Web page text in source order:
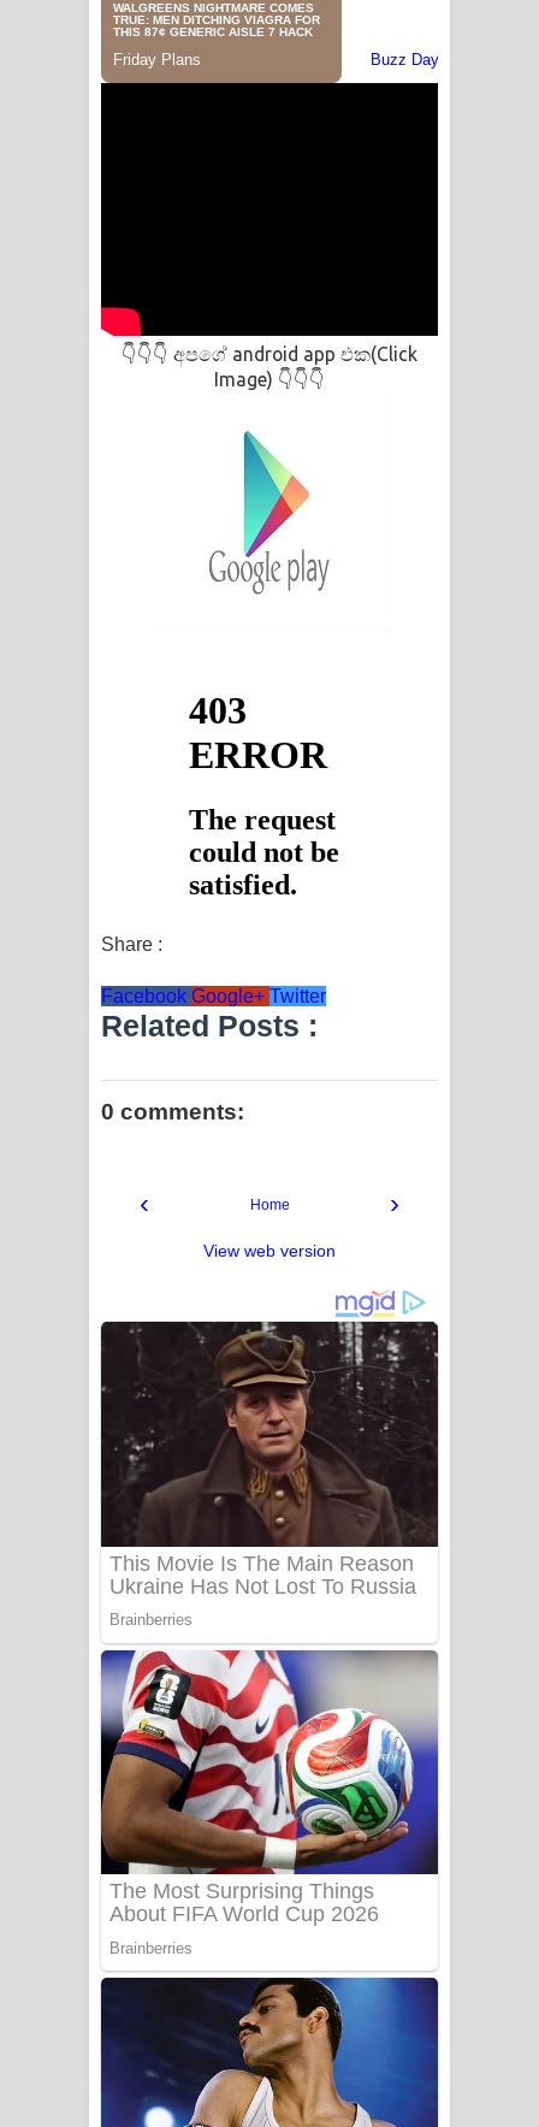
👇👇👇 අපගේ android app එක(Click
Image) 👇👇👇
Share :
Facebook Google+ Twitter
Related Posts :
0 comments:
‹ ›
Home
View web version